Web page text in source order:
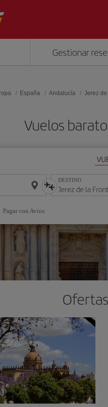
Gestionar
España Andalucía Jerez
Vuelos
DESTINO
Pagar con Avios